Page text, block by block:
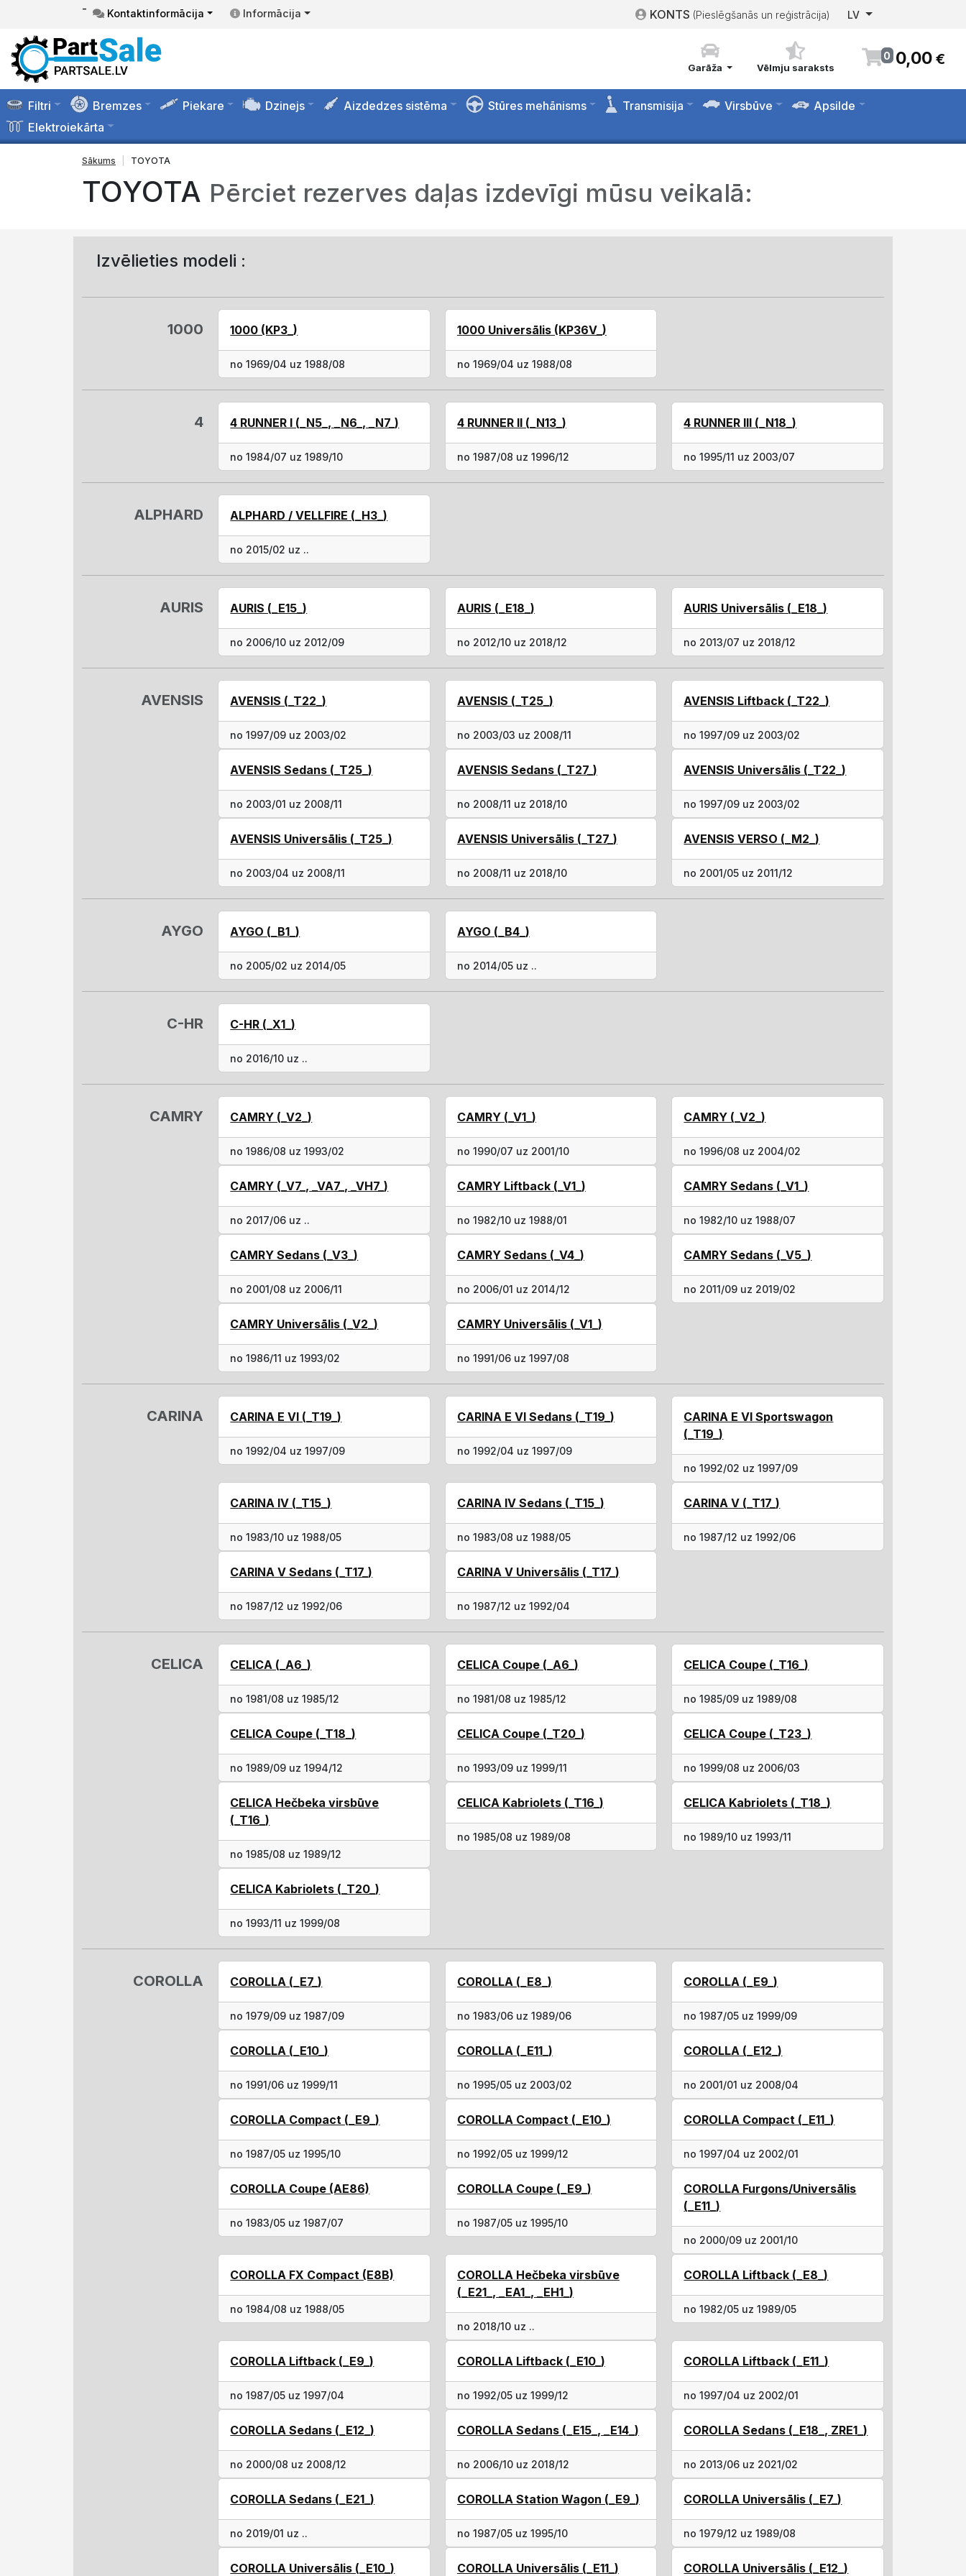
- Kontaktinformācija Informācija KONTS (Pieslēgšanās un reģistrācija) LV
Garāža Vēlmju saraksts
0 0,00 €
Filtri Bremzes Piekare Dzinejs Aizdedzes sistēma Stūres mehānisms Transmisija Virsbūve
Apsilde
Elektroiekārta
Sākums TOYOTA
TOYOTA Pērciet rezerves daļas izdevīgi mūsu veikalā:
Izvēlieties modeli :
1000 1000 (KP3_)
no 1969/04 uz 1988/08
1000 Universālis (KP36V_)
no 1969/04 uz 1988/08
4 4 RUNNER I (_N5_, _N6_, _N7_)
no 1984/07 uz 1989/10
4 RUNNER II (_N13_)
no 1987/08 uz 1996/12
4 RUNNER III (_N18_)
no 1995/11 uz 2003/07
ALPHARD ALPHARD / VELLFIRE (_H3_)
no 2015/02 uz ..
AURIS AURIS (_E15_)
no 2006/10 uz 2012/09
AURIS (_E18_)
no 2012/10 uz 2018/12
AURIS Universālis (_E18_)
no 2013/07 uz 2018/12
AVENSIS AVENSIS (_T22_)
no 1997/09 uz 2003/02
AVENSIS (_T25_)
no 2003/03 uz 2008/11
AVENSIS Liftback (_T22_)
no 1997/09 uz 2003/02
AVENSIS Sedans (_T25_)
no 2003/01 uz 2008/11
AVENSIS Sedans (_T27_)
no 2008/11 uz 2018/10
AVENSIS Universālis (_T22_)
no 1997/09 uz 2003/02
AVENSIS Universālis (_T25_)
no 2003/04 uz 2008/11
AVENSIS Universālis (_T27_)
no 2008/11 uz 2018/10
AVENSIS VERSO (_M2_)
no 2001/05 uz 2011/12
AYGO AYGO (_B1_)
no 2005/02 uz 2014/05
AYGO (_B4_)
no 2014/05 uz ..
C-HR C-HR (_X1_)
no 2016/10 uz ..
CAMRY CAMRY (_V2_)
no 1986/08 uz 1993/02
CAMRY (_V1_)
no 1990/07 uz 2001/10
CAMRY (_V2_)
no 1996/08 uz 2004/02
CAMRY (_V7_, _VA7_, _VH7_)
no 2017/06 uz ..
CAMRY Liftback (_V1_)
no 1982/10 uz 1988/01
CAMRY Sedans (_V1_)
no 1982/10 uz 1988/07
CAMRY Sedans (_V3_)
no 2001/08 uz 2006/11
CAMRY Sedans (_V4_)
no 2006/01 uz 2014/12
CAMRY Sedans (_V5_)
no 2011/09 uz 2019/02
CAMRY Universālis (_V2_)
no 1986/11 uz 1993/02
CAMRY Universālis (_V1_)
no 1991/06 uz 1997/08
CARINA CARINA E VI (_T19_)
no 1992/04 uz 1997/09
CARINA E VI Sedans (_T19_)
no 1992/04 uz 1997/09
CARINA E VI Sportswagon
(_T19_)
no 1992/02 uz 1997/09
CARINA IV (_T15_)
no 1983/10 uz 1988/05
CARINA IV Sedans (_T15_)
no 1983/08 uz 1988/05
CARINA V (_T17_)
no 1987/12 uz 1992/06
CARINA V Sedans (_T17_)
no 1987/12 uz 1992/06
CARINA V Universālis (_T17_)
no 1987/12 uz 1992/04
CELICA CELICA (_A6_)
no 1981/08 uz 1985/12
CELICA Coupe (_A6_)
no 1981/08 uz 1985/12
CELICA Coupe (_T16_)
no 1985/09 uz 1989/08
CELICA Coupe (_T18_)
no 1989/09 uz 1994/12
CELICA Coupe (_T20_)
no 1993/09 uz 1999/11
CELICA Coupe (_T23_)
no 1999/08 uz 2006/03
CELICA Hečbeka virsbūve
(_T16_)
no 1985/08 uz 1989/12
CELICA Kabriolets (_T16_)
no 1985/08 uz 1989/08
CELICA Kabriolets (_T18_)
no 1989/10 uz 1993/11
CELICA Kabriolets (_T20_)
no 1993/11 uz 1999/08
COROLLA COROLLA (_E7_)
no 1979/09 uz 1987/09
COROLLA (_E8_)
no 1983/06 uz 1989/06
COROLLA (_E9_)
no 1987/05 uz 1999/09
COROLLA (_E10_)
no 1991/06 uz 1999/11
COROLLA (_E11_)
no 1995/05 uz 2003/02
COROLLA (_E12_)
no 2001/01 uz 2008/04
COROLLA Compact (_E9_)
no 1987/05 uz 1995/10
COROLLA Compact (_E10_)
no 1992/05 uz 1999/12
COROLLA Compact (_E11_)
no 1997/04 uz 2002/01
COROLLA Coupe (AE86)
no 1983/05 uz 1987/07
COROLLA Coupe (_E9_)
no 1987/05 uz 1995/10
COROLLA Furgons/Universālis
(_E11_)
no 2000/09 uz 2001/10
COROLLA FX Compact (E8B)
no 1984/08 uz 1988/05
COROLLA Hečbeka virsbūve
(_E21_, _EA1_, _EH1_)
no 2018/10 uz ..
COROLLA Liftback (_E8_)
no 1982/05 uz 1989/05
COROLLA Liftback (_E9_)
no 1987/05 uz 1997/04
COROLLA Liftback (_E10_)
no 1992/05 uz 1999/12
COROLLA Liftback (_E11_)
no 1997/04 uz 2002/01
COROLLA Sedans (_E12_)
no 2000/08 uz 2008/12
COROLLA Sedans (_E15_, _E14_)
no 2006/10 uz 2018/12
COROLLA Sedans (_E18_, ZRE1_)
no 2013/06 uz 2021/02
COROLLA Sedans (_E21_)
no 2019/01 uz ..
COROLLA Station Wagon (_E9_)
no 1987/05 uz 1995/10
COROLLA Universālis (_E7_)
no 1979/12 uz 1989/08
COROLLA Universālis (_E10_) COROLLA Universālis (_E11_) COROLLA Universālis (_E12_)